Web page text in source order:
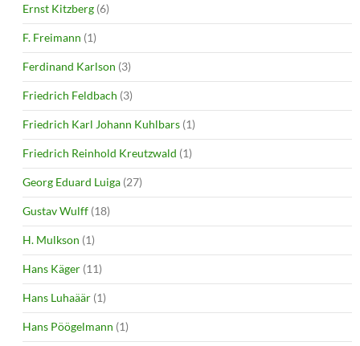
Ernst Kitzberg (6)
F. Freimann (1)
Ferdinand Karlson (3)
Friedrich Feldbach (3)
Friedrich Karl Johann Kuhlbars (1)
Friedrich Reinhold Kreutzwald (1)
Georg Eduard Luiga (27)
Gustav Wulff (18)
H. Mulkson (1)
Hans Käger (11)
Hans Luhaäär (1)
Hans Pöögelmann (1)